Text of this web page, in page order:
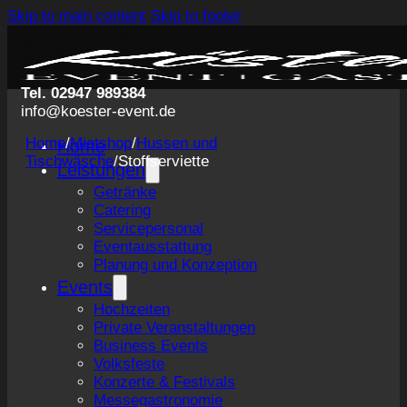
Skip to main content Skip to footer
Tel. 02947 989384
info@koester-event.de
Home
Leistungen
Getränke
Catering
Servicepersonal
Eventausstattung
Planung und Konzeption
Events
Hochzeiten
Private Veranstaltungen
Business Events
Volksfeste
Konzerte & Festivals
Messegastronomie
Home/Mietshop/Hussen und
Tischwäsche/Stoffserviette